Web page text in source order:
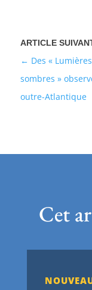
Des « Lumières
sombres »
outre-Atlantique
Cet